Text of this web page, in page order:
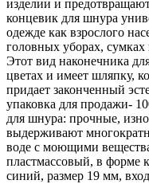
изделии и
концевик для шнура
одежде как взрослого
головных уборах,
Этот вид наконечника
цветах и имеет шляпку,
придает законченный
упаковка для продажи-
для шнура: прочные,
выдерживают
воде с моющими
пластмассовый, в форме
синий, размер 19 мм,